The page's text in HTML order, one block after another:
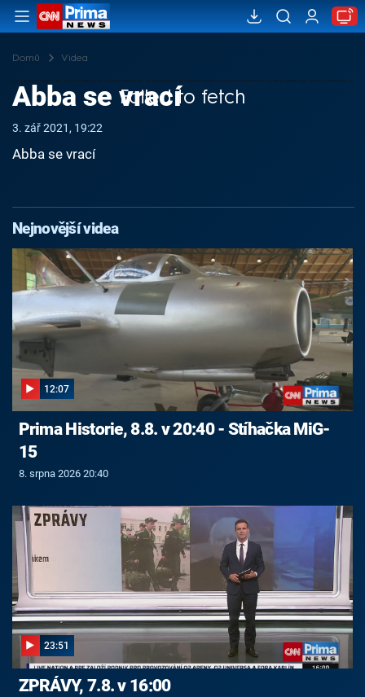
Domů Videa
Failed to fetch
Abba se vrací
3. zář 2021, 19:22
Abba se vrací
Nejnovější videa
12:07
Prima Historie, 8.8. v 20:40 - Stíhačka MiG-
15
8. srpna 2026 20:40
23:51
ZPRÁVY, 7.8. v 16:00